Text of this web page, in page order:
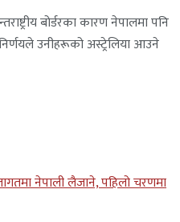
बोर्डरका कारण नेपालमा पनि
उनीहरूको अस्ट्रेलिया आउने